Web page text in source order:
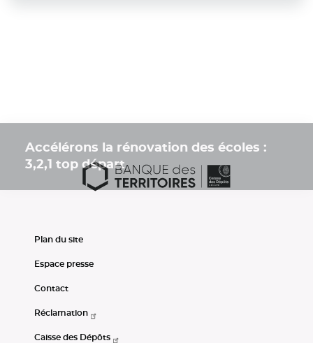
Accélérons la rénovation des écoles :
3,2,1 top départ
Plan du site
Espace presse
Contact
Réclamation
Caisse des Dépôts